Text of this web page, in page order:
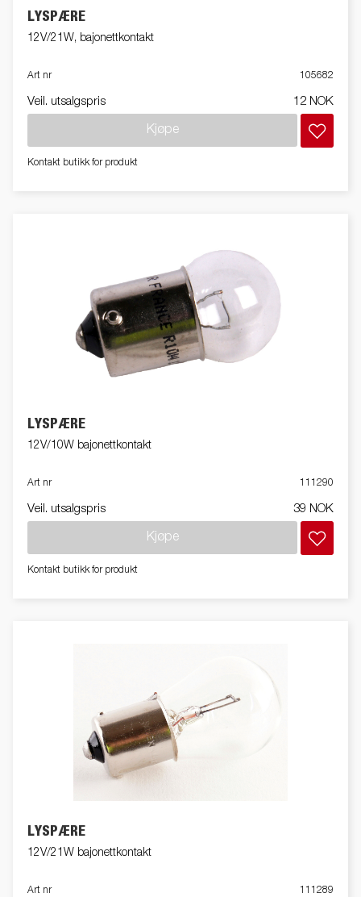
LYSPÆRE
12V/21W, bajonettkontakt
Art nr 105682
Veil. utsalgspris 12 NOK
Kjøpe
Kontakt butikk for produkt
LYSPÆRE
12V/10W bajonettkontakt
Art nr 111290
Veil. utsalgspris 39 NOK
Kjøpe
Kontakt butikk for produkt
LYSPÆRE
12V/21W bajonettkontakt
Art nr 111289